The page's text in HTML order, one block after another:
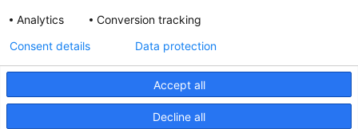
Aktualisierte Hella marine
31. März 2026
Analytics
Conversion tracking
Accept all
Decline all
Consent details Data protection